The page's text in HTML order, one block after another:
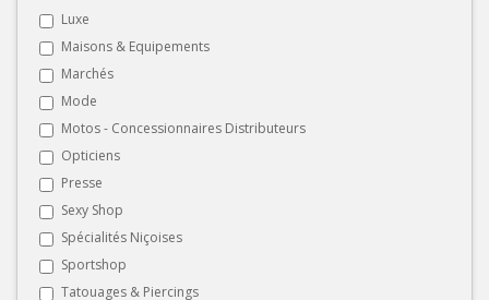
Luxe
Maisons & Equipements
Marchés
Mode
Motos - Concessionnaires Distributeurs
Opticiens
Presse
Sexy Shop
Spécialités Niçoises
Sportshop
Tatouages & Piercings